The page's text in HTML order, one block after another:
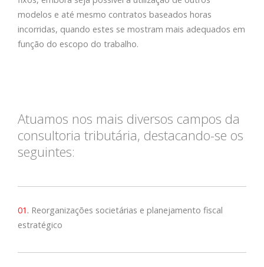
modelos e até mesmo contratos baseados horas
incorridas, quando estes se mostram mais adequados em
função do escopo do trabalho.
Atuamos nos mais diversos campos da
consultoria tributária, destacando-se os
seguintes:
01. Reorganizações societárias e planejamento fiscal
estratégico